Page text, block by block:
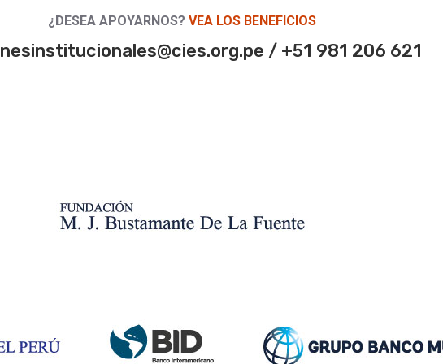
¿DESEA APOYARNOS? VEA LOS BENEFICIOS
/ +51 981 206 621